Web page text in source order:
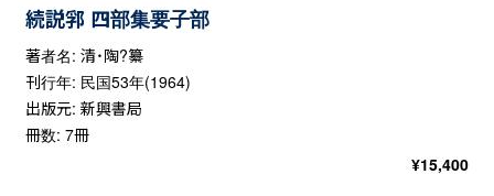
続説郛 四部集要子部
著者名: 清・陶?纂
刊行年: 民国53年(1964)
出版元: 新興書局
冊数: 7冊
¥15,400